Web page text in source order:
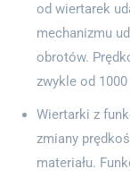
od wiertarek
mechanizmu
obrotów.
zwykle od
Wiertarki z
zmiany
materiału.